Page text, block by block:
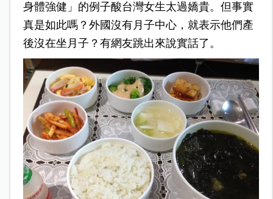
身體強健」的例子酸台灣女生太過嬌貴。但事實
真是如此嗎？外國沒有月子中心，就表示他們產
後沒在坐月子？有網友跳出來說實話了。